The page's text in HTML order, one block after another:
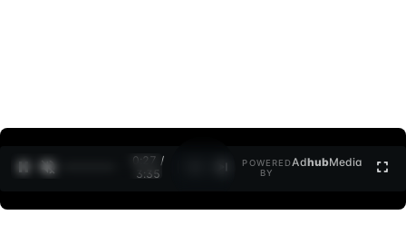
0:27 /
3:35
POWERED
BY
AdhubMedia